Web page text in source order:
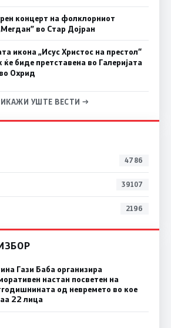
концерт на фолклорниот
во Стар Дојран
икона „Исус Христос на престол“
ќе биде претставена во Галеријата
Охрид
УШТЕ ВЕСТИ →
4786
39107
2196
Гази Баба организира
настан посветен на
од невремето во кое
22 лица